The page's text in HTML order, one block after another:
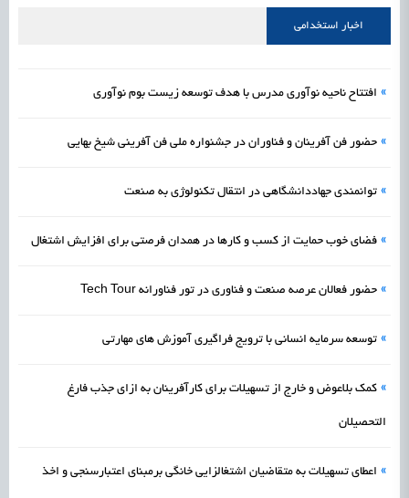
اشتغال و کارآفرینی
اخبار استخدامی
» افتتاح ناحیه نوآوری مدرس با هدف توسعه زیست بوم نوآوری
» حضور فن آفرینان و فناوران در جشنواره ملی فن آفرینی شیخ بهایی
» توانمندی جهاددانشگاهی در انتقال تکنولوژی به صنعت
» فضای خوب حمایت از کسب و کارها در همدان فرصتی برای افزایش اشتغال
» حضور فعالان عرصه صنعت و فناوری در تور فناورانه Tech Tour
» توسعه سرمایه انسانی با ترویج فراگیری آموزش های مهارتی
» کمک بلاعوض و خارج از تسهیلات برای کارآفرینان به ازای جذب فارغ
التحصیلان
» اعطای تسهیلات به متقاضیان اشتغالزایی خانگی برمبنای اعتبارسنجی و اخذ